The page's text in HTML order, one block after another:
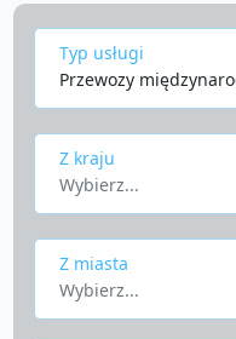
Typ usługi
Przewozy
Z kraju
Wybierz...
Z miasta
Wybierz...